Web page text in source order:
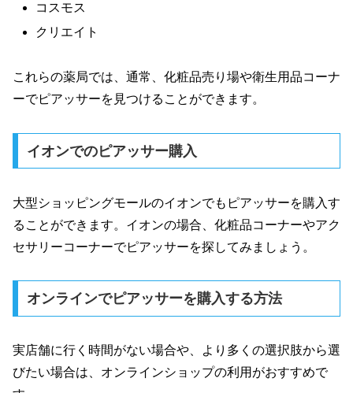
コスモス
クリエイト
これらの薬局では、通常、化粧品売り場や衛生用品コーナ
ーでピアッサーを見つけることができます。
イオンでのピアッサー購入
大型ショッピングモールのイオンでもピアッサーを購入す
ることができます。イオンの場合、化粧品コーナーやアク
セサリーコーナーでピアッサーを探してみましょう。
オンラインでピアッサーを購入する方法
実店舗に行く時間がない場合や、より多くの選択肢から選
びたい場合は、オンラインショップの利用がおすすめで